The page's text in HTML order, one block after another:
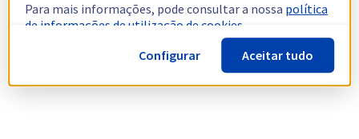
Para mais informações, pode consultar a nossa política
de informações de utilização de cookies.
Configurar
Aceitar tudo